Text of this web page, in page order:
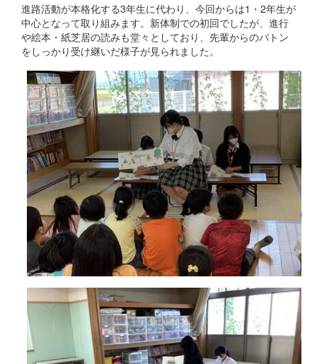
進路活動が本格化する3年生に代わり、今回からは1・2年生が
中心となって取り組みます。新体制での初回でしたが、進行
や絵本・紙芝居の読みも堂々としており、先輩からのバトン
をしっかり受け継いだ様子が見られました。